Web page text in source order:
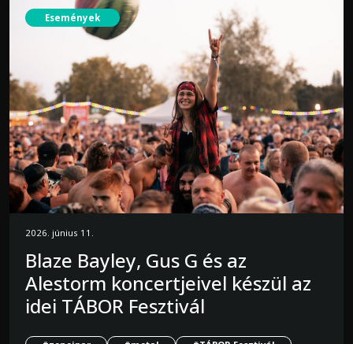
Események
2026. június 11.
Blaze Bayley, Gus G és az
Alestorm koncertjeivel készül az
idei TÁBOR Fesztivál